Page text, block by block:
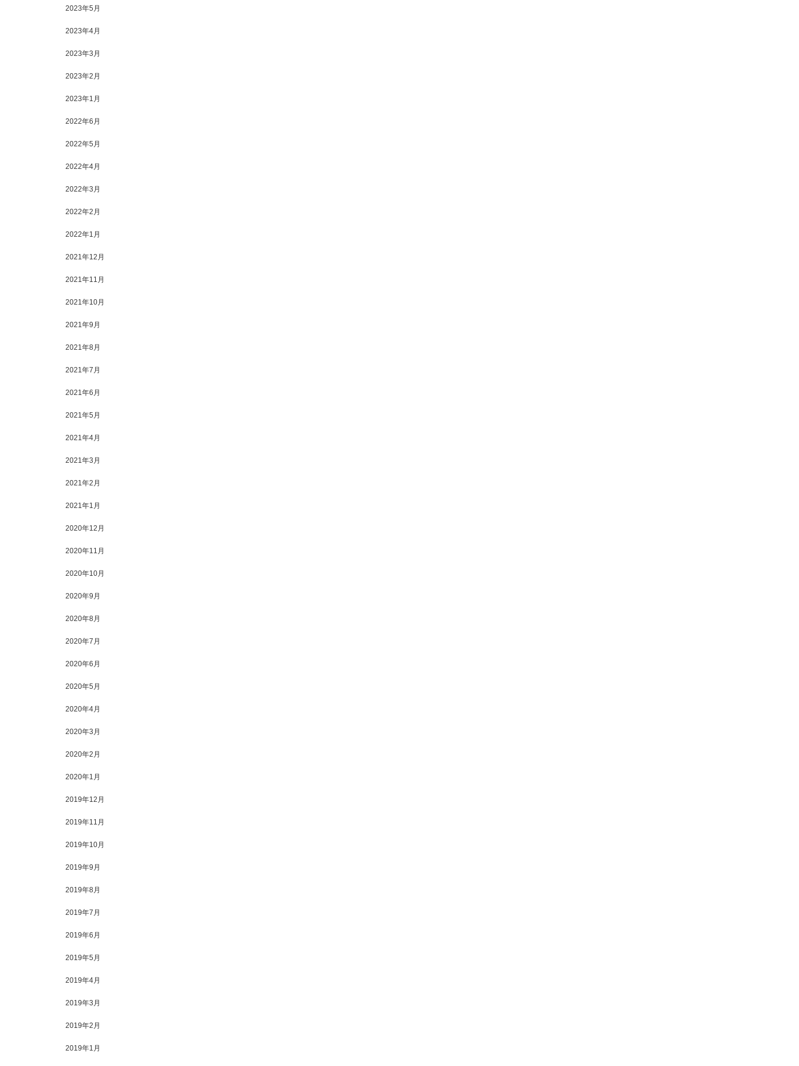
2023年5月
2023年4月
2023年3月
2023年2月
2023年1月
2022年6月
2022年5月
2022年4月
2022年3月
2022年2月
2022年1月
2021年12月
2021年11月
2021年10月
2021年9月
2021年8月
2021年7月
2021年6月
2021年5月
2021年4月
2021年3月
2021年2月
2021年1月
2020年12月
2020年11月
2020年10月
2020年9月
2020年8月
2020年7月
2020年6月
2020年5月
2020年4月
2020年3月
2020年2月
2020年1月
2019年12月
2019年11月
2019年10月
2019年9月
2019年8月
2019年7月
2019年6月
2019年5月
2019年4月
2019年3月
2019年2月
2019年1月